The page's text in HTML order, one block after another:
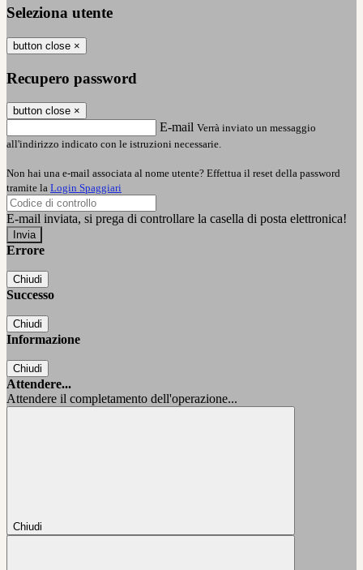
Seleziona utente
button close ×
Recupero password
button close ×
E-mail Verrà inviato un messaggio
all'indirizzo indicato con le istruzioni necessarie.
Non hai una e-mail associata al nome utente? Effettua il reset della password
tramite la Login Spaggiari
E-mail inviata, si prega di controllare la casella di posta elettronica!
Errore
Chiudi
Successo
Chiudi
Informazione
Chiudi
Attendere...
Attendere il completamento dell'operazione...
Chiudi